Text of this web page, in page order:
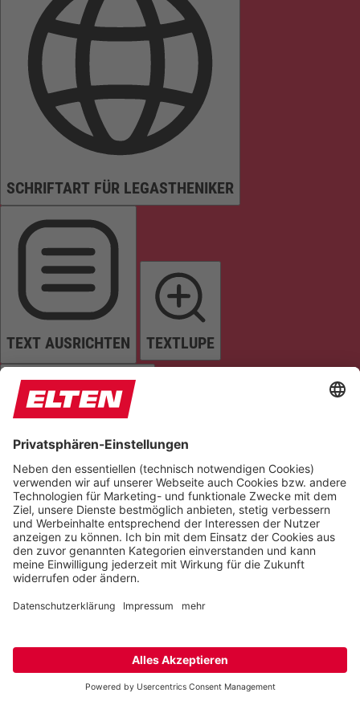
SCHRIFTART FÜR LEGASTHENIKER
TEXT AUSRICHTEN TEXTLUPE
LINKS HERVORHEBEN
Farben